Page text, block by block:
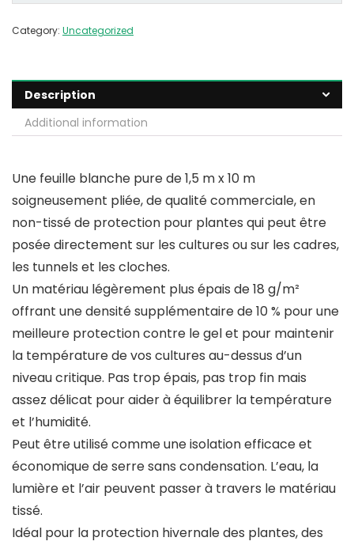
Category: Uncategorized
Description
Additional information
Une feuille blanche pure de 1,5 m x 10 m
soigneusement pliée, de qualité commerciale, en
non-tissé de protection pour plantes qui peut être
posée directement sur les cultures ou sur les cadres,
les tunnels et les cloches.
Un matériau légèrement plus épais de 18 g/m²
offrant une densité supplémentaire de 10 % pour une
meilleure protection contre le gel et pour maintenir
la température de vos cultures au-dessus d’un
niveau critique. Pas trop épais, pas trop fin mais
assez délicat pour aider à équilibrer la température
et l’humidité.
Peut être utilisé comme une isolation efficace et
économique de serre sans condensation. L’eau, la
lumière et l’air peuvent passer à travers le matériau
tissé.
Idéal pour la protection hivernale des plantes, des